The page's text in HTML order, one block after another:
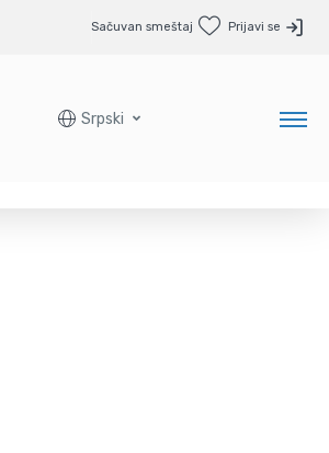
Sačuvan smeštaj Prijavi se
Srpski